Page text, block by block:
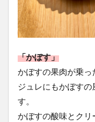
「かぼす」
かぼすの果肉が乗っ
ジュレにもかぼす
す。
かぼすの酸味とクリ
したタルトでした。